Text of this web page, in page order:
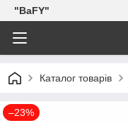
"BaFY"
Каталог товарів
–23%